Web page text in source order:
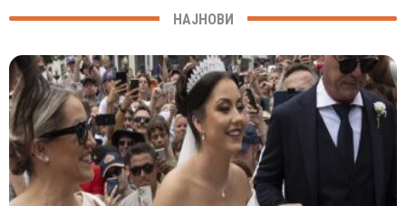
НАЈНОВИ